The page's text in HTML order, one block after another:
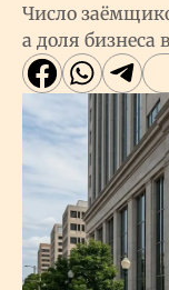
Число
а доля бизнеса